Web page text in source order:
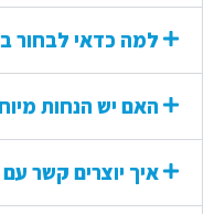
למה כדאי לבחור
האם יש הנחות
איך יוצרים קשר